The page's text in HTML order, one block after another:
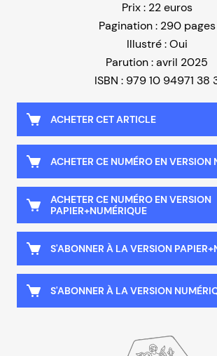
Prix : 22 euros
Pagination : 290 pages
Illustré : Oui
Parution : avril 2025
ISBN : 979 10 94971 38
ACHETER CET ARTICLE
ACHETER CE NUMÉRO EN VERSION
ACHETER CE NUMÉRO EN VERSION
PAPIER+NUMÉRIQUE
S'ABONNER À LA VERSION
S'ABONNER À LA VERSION